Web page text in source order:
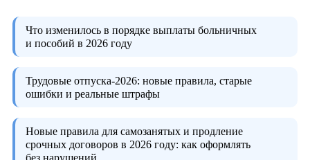
Что изменилось в порядке выплаты больничных
и пособий в 2026 году
Трудовые отпуска-2026: новые правила, старые
ошибки и реальные штрафы
Новые правила для самозанятых и продление
срочных договоров в 2026 году: как оформлять